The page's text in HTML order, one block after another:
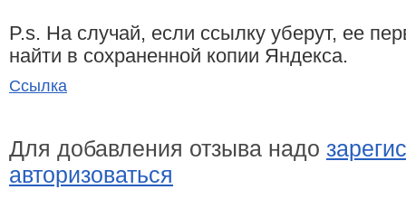
P.s. На случай, если ссылку уберут, ее
найти в сохраненной копии Яндекса.
Ссылка
Для добавления отзыва надо
авторизоваться